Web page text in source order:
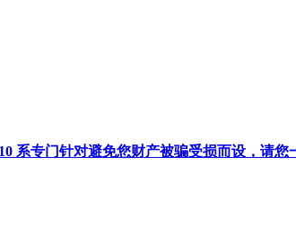
系专门针对避免您财产被骗受损而设，请您